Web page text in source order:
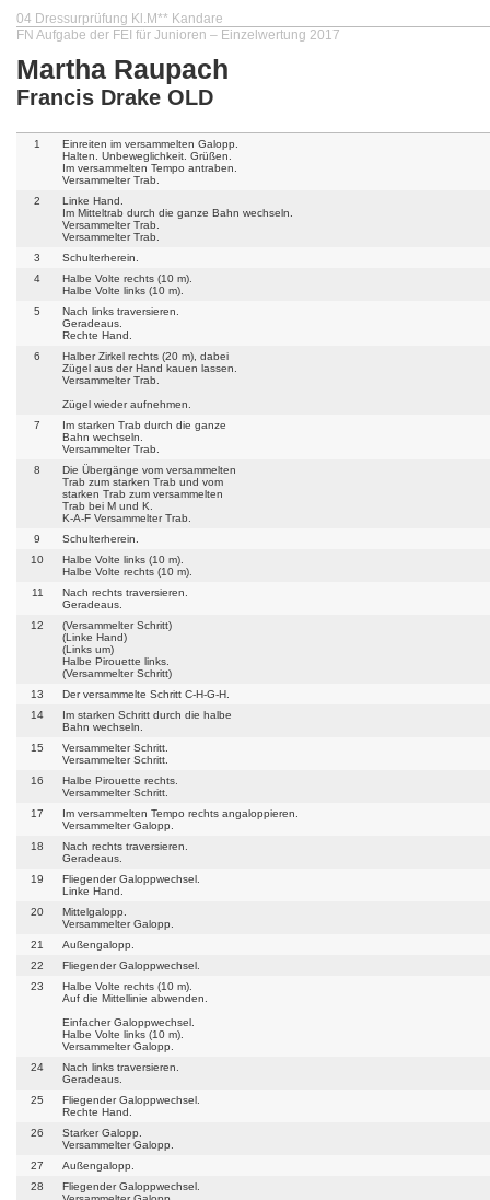
04 Dressurprüfung Kl.M** Kandare
FN Aufgabe der FEI für Junioren – Einzelwertung 2017
Martha Raupach
Francis Drake OLD
1
Einreiten im versammelten Galopp.
Halten. Unbeweglichkeit. Grüßen.
Im versammelten Tempo antraben.
Versammelter Trab.
2
Linke Hand.
Im Mitteltrab durch die ganze Bahn wechseln.
Versammelter Trab.
Versammelter Trab.
3
Schulterherein.
4
Halbe Volte rechts (10 m).
Halbe Volte links (10 m).
5
Nach links traversieren.
Geradeaus.
Rechte Hand.
6
Halber Zirkel rechts (20 m), dabei
Zügel aus der Hand kauen lassen.
Versammelter Trab.
Zügel wieder aufnehmen.
7
Im starken Trab durch die ganze
Bahn wechseln.
Versammelter Trab.
8
Die Übergänge vom versammelten
Trab zum starken Trab und vom
starken Trab zum versammelten
Trab bei M und K.
K-A-F Versammelter Trab.
9
Schulterherein.
10
Halbe Volte links (10 m).
Halbe Volte rechts (10 m).
11
Nach rechts traversieren.
Geradeaus.
12
(Versammelter Schritt)
(Linke Hand)
(Links um)
Halbe Pirouette links.
(Versammelter Schritt)
13
Der versammelte Schritt C-H-G-H.
14
Im starken Schritt durch die halbe
Bahn wechseln.
15
Versammelter Schritt.
Versammelter Schritt.
16
Halbe Pirouette rechts.
Versammelter Schritt.
17
Im versammelten Tempo rechts angaloppieren.
Versammelter Galopp.
18
Nach rechts traversieren.
Geradeaus.
19
Fliegender Galoppwechsel.
Linke Hand.
20
Mittelgalopp.
Versammelter Galopp.
21
Außengalopp.
22
Fliegender Galoppwechsel.
23
Halbe Volte rechts (10 m).
Auf die Mittellinie abwenden.
Einfacher Galoppwechsel.
Halbe Volte links (10 m).
Versammelter Galopp.
24
Nach links traversieren.
Geradeaus.
25
Fliegender Galoppwechsel.
Rechte Hand.
26
Starker Galopp.
Versammelter Galopp.
27
Außengalopp.
28
Fliegender Galoppwechsel.